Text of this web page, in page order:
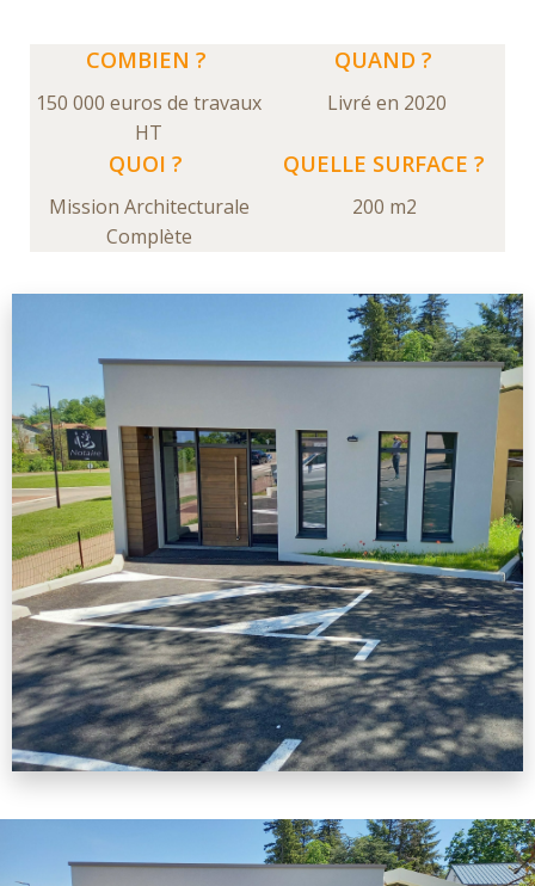
COMBIEN ?
150 000 euros de travaux
HT
QUAND ?
Livré en 2020
QUOI ?
Mission Architecturale
Complète
QUELLE SURFACE ?
200 m2